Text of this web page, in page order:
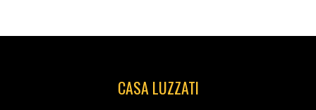
CASA LUZZATI